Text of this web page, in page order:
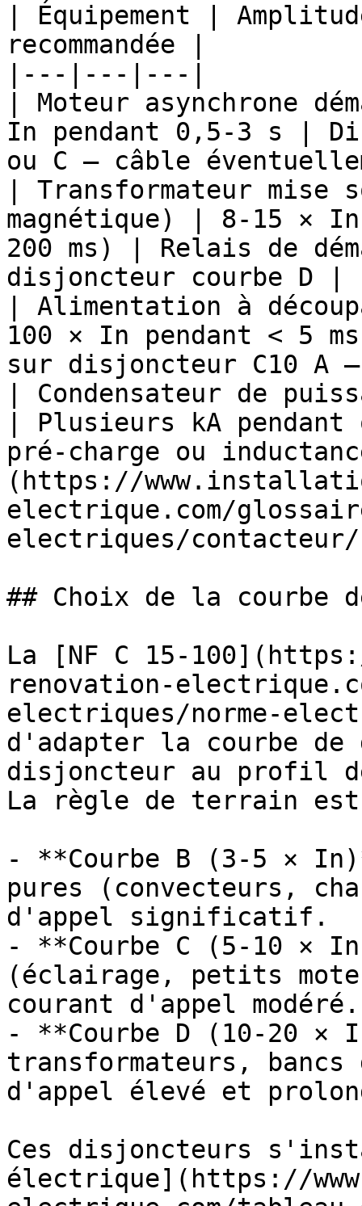
| Équipement |
recommandée |
|---|---|---|
| Moteur asynchrone
In pendant 0,5-3 s |
ou C — câble
| Transformateur mise
magnétique) | 8-15 ×
200 ms) | Relais de
disjoncteur courbe D |
| Alimentation à
100 × In pendant < 5
sur disjoncteur C10 A
| Condensateur de
| Plusieurs kA pendant
pré-charge ou
(https://
electrique.com/
electriques/
## Choix de la courbe
La [NF C 15-
renovation-
electriques/norme-
d'adapter la courbe de
disjoncteur au profil
La règle de terrain
- **Courbe B (3-5 ×
pures (convecteurs,
d'appel significatif.
- **Courbe C (5-10 ×
(éclairage, petits
courant d'appel modéré.
- **Courbe D (10-20 ×
transformateurs, bancs
d'appel élevé et
Ces disjoncteurs
électrique](https://